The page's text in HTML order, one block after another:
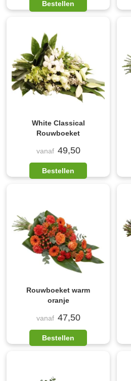
Bestellen
White Classical
Rouwboeket
vanaf 49,50
Bestellen
Rouwboeket warm
oranje
vanaf 47,50
Bestellen